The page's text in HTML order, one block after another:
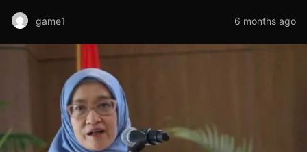
game1 6 months ago